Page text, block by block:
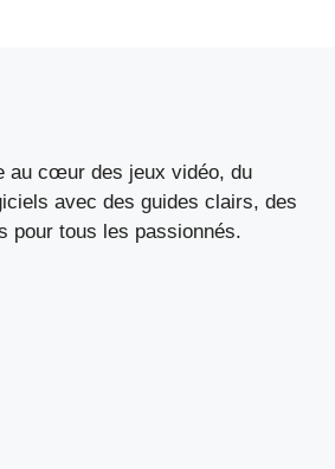
au cœur des jeux vidéo, du
avec des guides clairs, des
pour tous les passionnés.